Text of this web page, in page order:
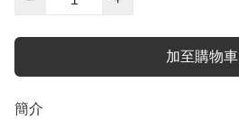
加至購物車
簡介